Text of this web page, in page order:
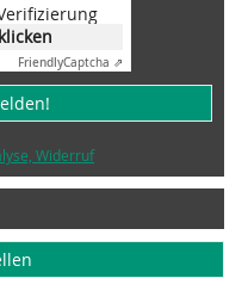
FriendlyCaptcha ⇗
Widerruf